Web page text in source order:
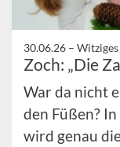
30.06.26 –
Zoch: „Die
War da nicht
den Füßen?
wird genau